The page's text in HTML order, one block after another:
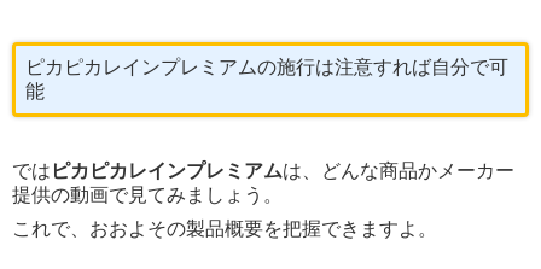
ピカピカレインプレミアムの施行は注意すれば自分で可
能
では ピカピカレインプレミアムは、どんな商品かメーカー
提供の動画で見てみましょう。
これで、おおよその製品概要を把握できますよ。